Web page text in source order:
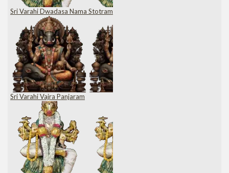
Sri Varahi Dwadasa Nama Stotram
Sri Varahi Vajra Panjaram